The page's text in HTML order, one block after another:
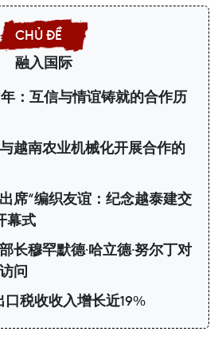
融入国际
：互信与情谊铸就的合作历
越南农业机械化开展合作的
席“编织友谊：纪念越泰建交
幕式
长穆罕默德·哈立德·努尔丁对
问
口税收收入增长近19%